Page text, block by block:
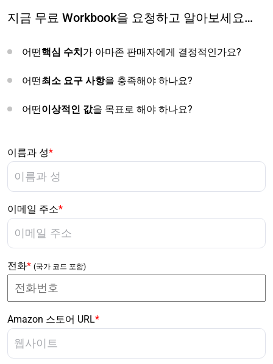
지금 무료 Workbook을 요청하고 알아보세요…
어떤핵심 수치가 아마존 판매자에게 결정적인가요?
어떤최소 요구 사항을 충족해야 하나요?
어떤이상적인 값을 목표로 해야 하나요?
이름과 성*
이메일 주소*
전화* (국가 코드 포함)
Amazon 스토어 URL*